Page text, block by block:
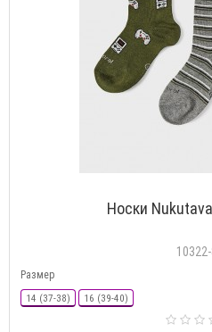
Носки
Размер
14 (37-38) 16 (39-40)